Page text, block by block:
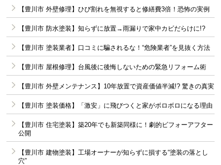
【豊川市 外壁修理】ひび割れを無視すると修繕費3倍！恐怖の実例
【豊川市 防水塗装】知らずに放置→雨漏りで家中カビだらけに!?
【豊川市 塗装業者】口コミに騙されるな！“危険業者”を見抜く方法
【豊川市 屋根修理】台風後に後悔しないための緊急リフォーム術
【豊川市 外壁メンテナンス】10年放置で資産価値半減!? 驚きの真実
【豊川市 塗装価格】「激安」に飛びつくと家がボロボロになる理由
【豊川市 住宅塗装】築20年でも新築同様に！劇的ビフォーアフター
公開
【豊川市 建物塗装】工場オーナーが知らずに損する“塗装の落とし
穴”